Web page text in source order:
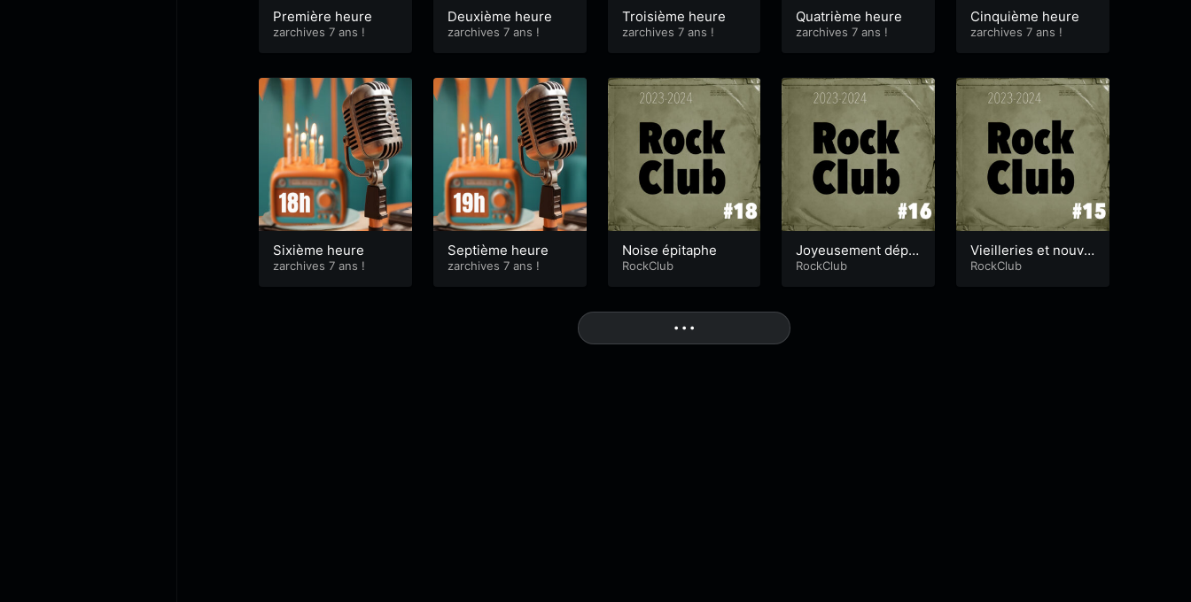
Première heure
zarchives 7 ans !
Deuxième heure
zarchives 7 ans !
Troisième heure
zarchives 7 ans !
Quatrième heure
zarchives 7 ans !
Cinquième heure
zarchives 7 ans !
Sixième heure
zarchives 7 ans !
Septième heure
zarchives 7 ans !
Noise épitaphe
RockClub
Joyeusement dépr
essif
RockClub
Vieilleries et nouve
autés
RockClub
• • •More